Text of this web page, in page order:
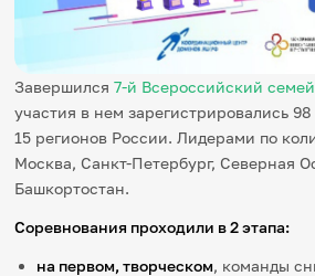
Игры и тренажеры
Игра «Знания»
Знания в тестах
Викторина
Словарь
Настолка
Памятки
Комиксы
Стихи
Педагогам
Завершился7-й Всероссийский
участия в нем зарегистрировались
15 регионов России. Лидерами по
Москва, Санкт-Петербург, Северная
Башкортостан.
Соревнования проходили в 2 этапа:
на первом, творческом, команды